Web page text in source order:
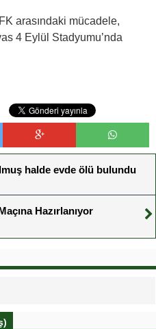
arasındaki mücadele,
4 Eylül Stadyumu’nda
halde evde ölü bulundu
Hazırlanıyor